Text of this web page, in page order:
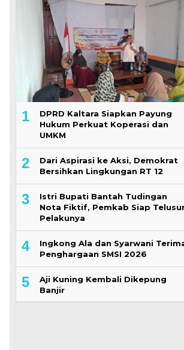
1
DPRD Kaltara Siapkan Payung
Hukum Perkuat Koperasi dan
UMKM
2
Dari Aspirasi ke Aksi, Demokrat
Bersihkan Lingkungan RT 12
3
Istri Bupati Bantah Tudingan
Nota Fiktif, Pemkab Siap
Pelakunya
4
Ingkong Ala dan Syarwani
Penghargaan SMSI 2026
5
Aji Kuning Kembali Dikepung
Banjir